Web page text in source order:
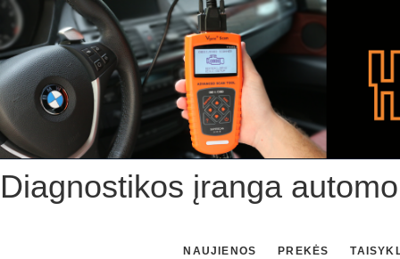
Skip
to
content
Diagnostikos įranga
NAUJIENOS PREKĖS